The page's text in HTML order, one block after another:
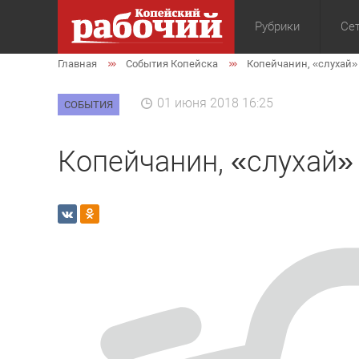
Рубрики
Общество
Главная События Копейска Копейчанин,
СОБЫТИЯ 01 июня 2018 16:25
Копейчанин,